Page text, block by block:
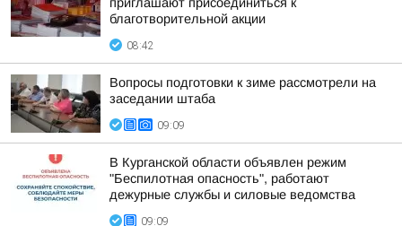
благотворительной акции
08:42
Вопросы подготовки к зиме рассмотрели на
заседании штаба
09:09
В Курганской области объявлен режим
"Беспилотная опасность", работают
дежурные службы и силовые ведомства
09:09